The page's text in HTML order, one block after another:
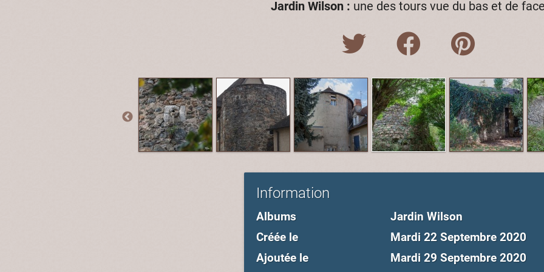
Jardin Wilson : une des tours vue du bas et de
Information
Albums
Jardin Wilson
Créée le
Mardi 22 Septembre 2020
Ajoutée le
Mardi 29 Septembre 2020